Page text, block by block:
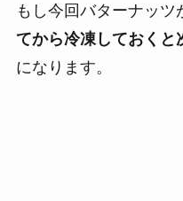
もし今回バターナッツ
てから冷凍しておくと
になります。